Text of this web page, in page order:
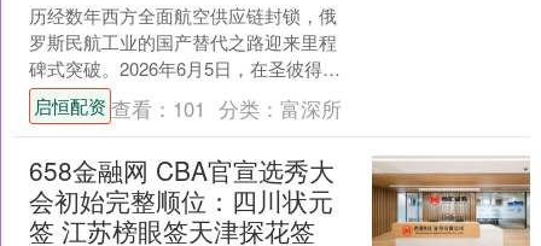
历经数年西方全面航空供应链封锁，俄
罗斯民航工业的国产替代之路迎来里程
碑式突破。2026年6月5日，在圣彼得堡
国际经济论坛（SPIEF 2026）现场，俄
罗斯联邦....
启恒配资 查看： 101 分类： 富深所
658金融网 CBA官宣选秀大
会初始完整顺位：四川状元
签 江苏榜眼签天津探花签